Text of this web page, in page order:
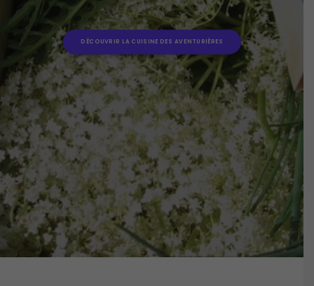
DÉCOUVRIR LA CUISINE DES AVENTURIÈRES